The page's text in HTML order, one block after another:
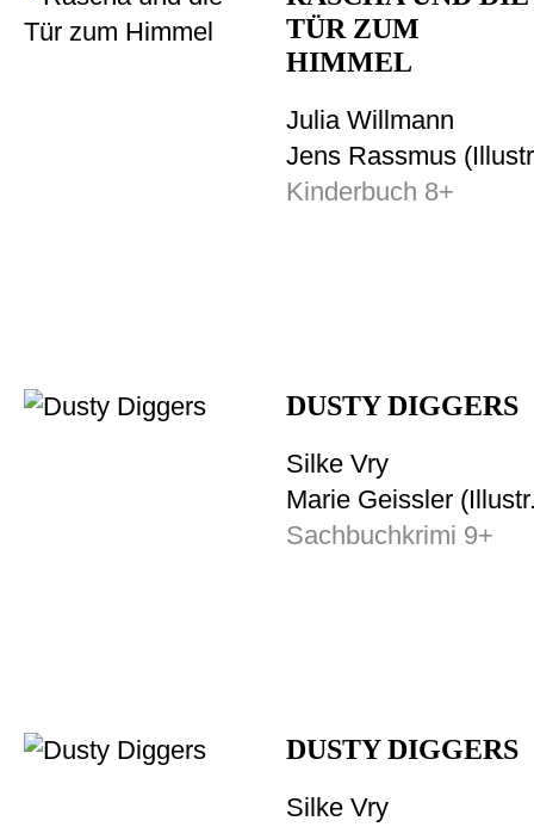
TÜR ZUM
HIMMEL
Julia Willmann
Jens Rassmus
Kinderbuch 8+
DUSTY DIGGERS
Silke Vry
Marie Geissler
Sachbuchkrimi 9+
DUSTY DIGGERS
Silke Vry